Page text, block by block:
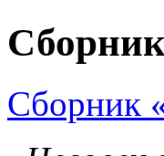
Сборник